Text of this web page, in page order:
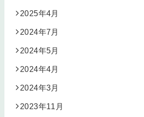
2025年4月
2024年7月
2024年5月
2024年4月
2024年3月
2023年11月